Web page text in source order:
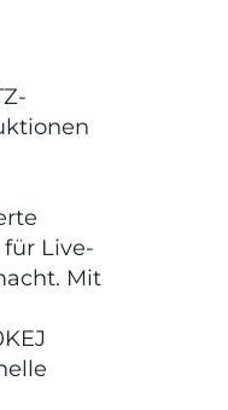
Live-
Mit